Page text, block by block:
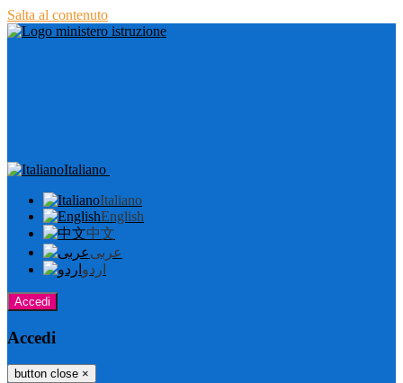
Salta al contenuto
Italiano
Italiano
English
中文
عربى
اردو
Accedi
Accedi
button close ×